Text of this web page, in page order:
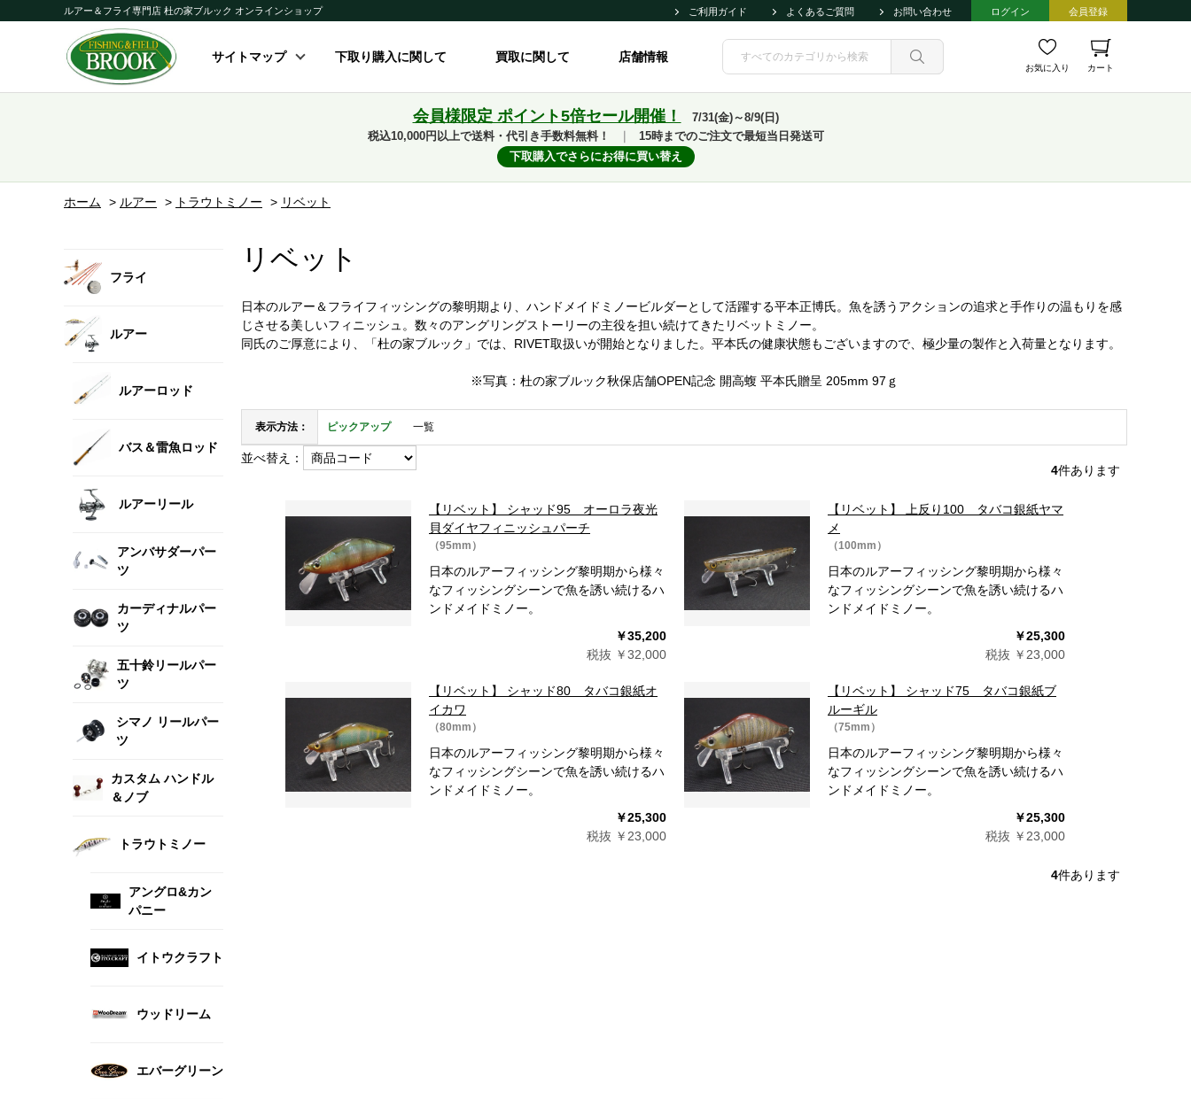
ルアー＆フライ専門店 杜の家ブルック オンラインショップ ご利用ガイド よくあるご質問 お問い合わせ ログイン 会員登録
サイトマップ 下取り購入に関して 買取に関して 店舗情報
お気に入り カート
会員様限定 ポイント5倍セール開催！
7/31(金)～8/9(日)
税込10,000円以上で送料・代引き手数料無料！
15時までのご注文で最短当日発送可
下取購入でさらにお得に買い替え
ホーム > ルアー > トラウトミノー > リベット
フライ
ルアー
ルアーロッド
バス＆雷魚ロッド
ルアーリール
アンバサダーパー
ツ
カーディナルパー
ツ
五十鈴リールパー
ツ
シマノ リールパー
ツ
カスタム ハンドル
＆ノブ
トラウトミノー
アングロ&カン
パニー
イトウクラフト
ウッドリーム
エバーグリーン
リベット
日本のルアー＆フライフィッシングの黎明期より、ハンドメイドミノービルダーとして活躍する平本正博氏。魚を誘うアクションの追求と手作りの温もりを感
じさせる美しいフィニッシュ。数々のアングリングストーリーの主役を担い続けてきたリベットミノー。
同氏のご厚意により、「杜の家ブルック」では、RIVET取扱いが開始となりました。平本氏の健康状態もございますので、極少量の製作と入荷量となります。
※写真：杜の家ブルック秋保店舗OPEN記念 開高蝮 平本氏贈呈 205mm 97ｇ
表示方法： ピックアップ 一覧
並べ替え：
4件あります
【リベット】 シャッド95 オーロラ夜光
貝ダイヤフィニッシュパーチ
（95mm）
日本のルアーフィッシング黎明期から様々
なフィッシングシーンで魚を誘い続けるハ
ンドメイドミノー。
￥35,200
税抜 ￥32,000
【リベット】 上反り100 タバコ銀紙ヤマ
メ
（100mm）
日本のルアーフィッシング黎明期から様々
なフィッシングシーンで魚を誘い続けるハ
ンドメイドミノー。
￥25,300
税抜 ￥23,000
【リベット】 シャッド80 タバコ銀紙オ
イカワ
（80mm）
日本のルアーフィッシング黎明期から様々
なフィッシングシーンで魚を誘い続けるハ
ンドメイドミノー。
￥25,300
税抜 ￥23,000
【リベット】 シャッド75 タバコ銀紙ブ
ルーギル
（75mm）
日本のルアーフィッシング黎明期から様々
なフィッシングシーンで魚を誘い続けるハ
ンドメイドミノー。
￥25,300
税抜 ￥23,000
4件あります